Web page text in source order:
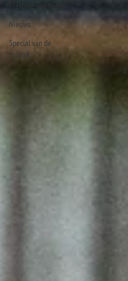
Praktijkervaringen
Nieuws
Special van de
maand